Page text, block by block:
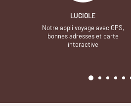
LUCIOLE
Notre appli voyage avec GPS,
bonnes adresses et carte
interactive